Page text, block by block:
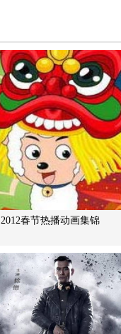
2012春节热播动画集锦